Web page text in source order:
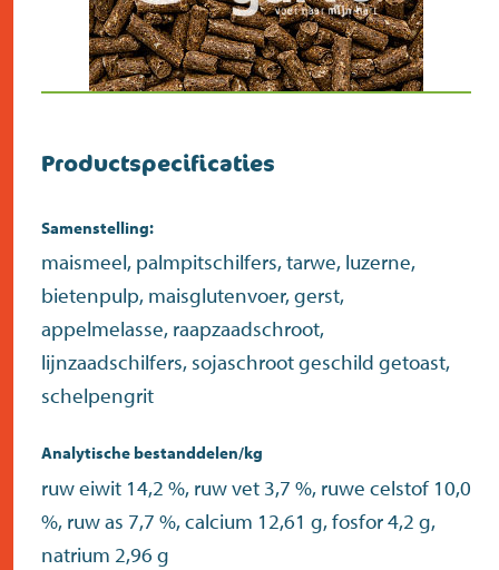
Productspecificaties
Samenstelling:
maismeel, palmpitschilfers, tarwe, luzerne,
bietenpulp, maisglutenvoer, gerst,
appelmelasse, raapzaadschroot,
lijnzaadschilfers, sojaschroot geschild getoast,
schelpengrit
Analytische bestanddelen/kg
ruw eiwit 14,2 %, ruw vet 3,7 %, ruwe celstof 10,0
%, ruw as 7,7 %, calcium 12,61 g, fosfor 4,2 g,
natrium 2,96 g